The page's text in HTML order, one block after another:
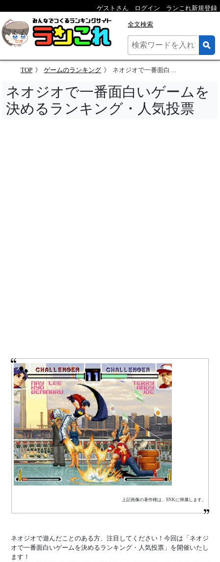
ゲストさん ログイン ランこれ新規登録
全文検索
TOP ゲームのランキング ネオジオで一番面白いゲームを決めるランキング
ネオジオで一番面白いゲームを
決めるランキング・人気投票
上記画像の著作権は、SNKに帰属します。
ネオジオで遊んだことのある方、注目してください！今回は「ネオジ
オで一番面白いゲームを決めるランキング・人気投票」を開催いたし
ます！